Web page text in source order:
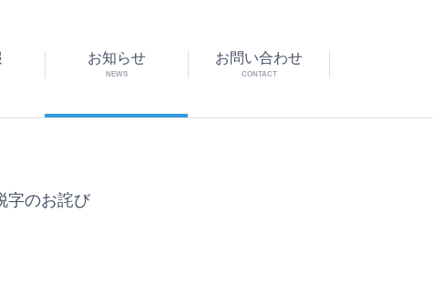
お知らせ
NEWS
お問い合わせ
CONTACT
字のお詫び